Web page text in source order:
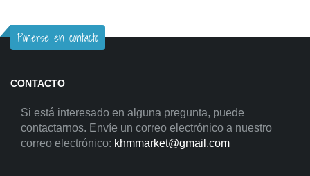
Ponerse en contacto
CONTACTO
Si está interesado en alguna pregunta, puede
contactarnos. Envíe un correo electrónico a nuestro
correo electrónico: khmmarket@gmail.com